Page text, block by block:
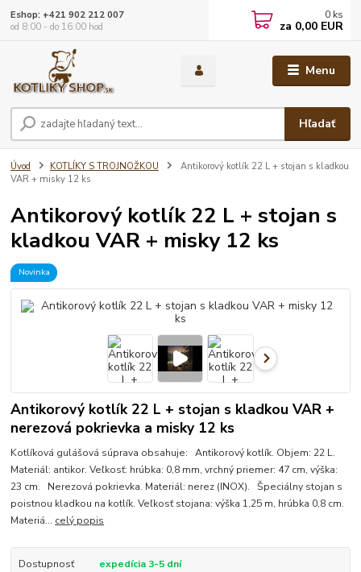
Menu
Hľadať
Eshop: +421 902 212 007
od 8:00 - do 16:00 hod
0 ks
za 0,00 EUR
Úvod KOTLÍKY S TROJNOŽKOU
Antikorový kotlík 22 L + stojan s kladkou
VAR + misky 12 ks
Antikorový kotlík 22 L + stojan s
kladkou VAR + misky 12 ks
Novinka
Antikorový kotlík 22 L + stojan s kladkou VAR +
nerezová pokrievka a misky 12 ks
Kotlíková gulášová súprava obsahuje: Antikorový kotlík. Objem: 22 L.
Materiál: antikor. Veľkosť: hrúbka: 0,8 mm, vrchný priemer: 47 cm, výška:
23 cm. Nerezová pokrievka. Materiál: nerez (INOX). Špeciálny stojan s
poistnou kladkou na kotlík. Veľkosť stojana: výška 1,25 m, hrúbka 0,8 cm.
Materiá... celý popis
Dostupnosť expedícia 3-5 dní